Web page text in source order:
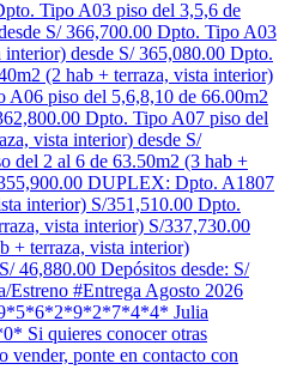
Tipo A03 piso del 3,5,6 de
S/ 366,700.00 Dpto. Tipo A03
desde S/ 365,080.00 Dpto.
(2 hab + terraza, vista interior)
A06 piso del 5,6,8,10 de 66.00m2
Dpto. Tipo A07 piso del
vista interior) desde S/
del 2 al 6 de 63.50m2 (3 hab +
DUPLEX: Dpto. A1807
interior) S/351,510.00 Dpto.
vista interior) S/337,730.00
+ terraza, vista interior)
46,880.00 Depósitos desde: S/
Estreno #Entrega Agosto 2026
Julia
Si quieres conocer otras
vender, ponte en contacto con